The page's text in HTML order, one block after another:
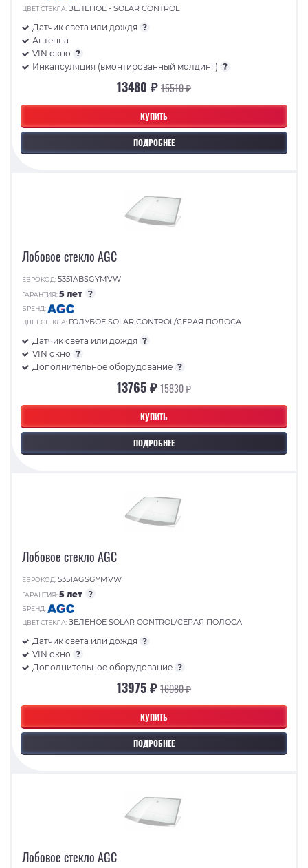
КУПИТЬ
ПОДРОБНЕЕ
ЦВЕТ СТЕКЛА:ЗЕЛЕНОЕ - SOLAR CONTROL
Датчик света или дождя ?
Антенна
VIN окно ?
Инкапсуляция (вмонтированный молдинг) ?
13480 ₽15510 ₽
КУПИТЬ
ПОДРОБНЕЕ
Лобовое стекло AGC
ЕВРОКОД:5351ABSGYMVW
ГАРАНТИЯ:5 лет ?
БРЕНД:
ЦВЕТ СТЕКЛА: ГОЛУБОЕ SOLAR CONTROL/СЕРАЯ ПОЛОСА
Датчик света или дождя ?
VIN окно ?
Дополнительное оборудование ?
13765 ₽15830 ₽
КУПИТЬ
ПОДРОБНЕЕ
Лобовое стекло AGC
ЕВРОКОД:5351AGSGYMVW
ГАРАНТИЯ:5 лет ?
БРЕНД:
ЦВЕТ СТЕКЛА:ЗЕЛЕНОЕ SOLAR CONTROL/СЕРАЯ ПОЛОСА
Датчик света или дождя ?
VIN окно ?
Дополнительное оборудование ?
13975 ₽16080 ₽
Лобовое стекло AGC